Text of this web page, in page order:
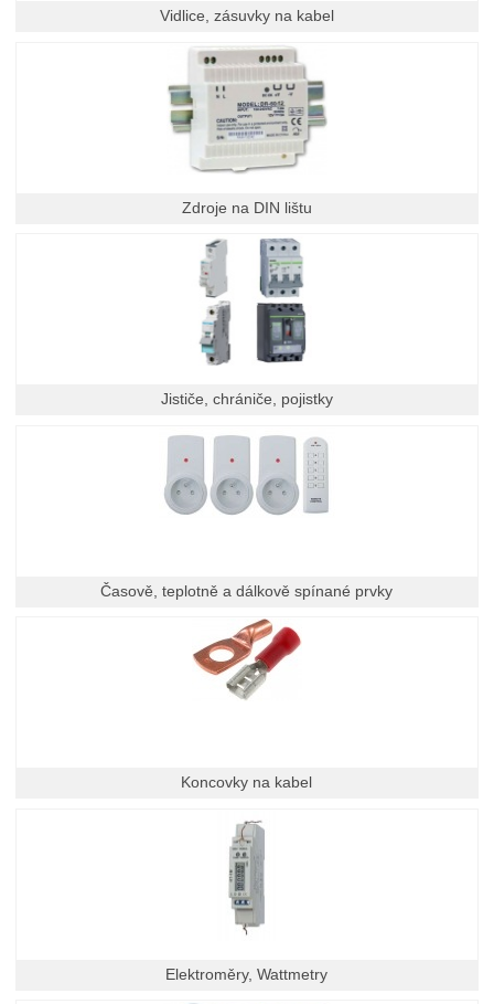
Vidlice, zásuvky na kabel
Zdroje na DIN lištu
Jističe, chrániče, pojistky
Časově, teplotně a dálkově spínané prvky
Koncovky na kabel
Elektroměry, Wattmetry